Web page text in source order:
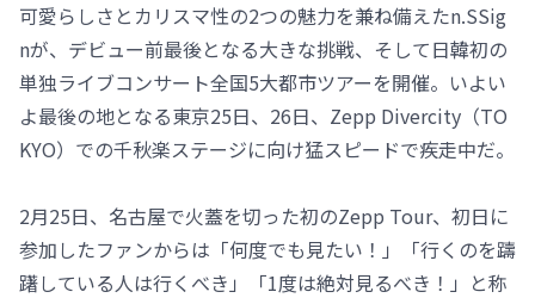
可愛らしさとカリスマ性の2つの魅力を兼ね備えたn.SSig
nが、デビュー前最後となる大きな挑戦、そして日韓初の
単独ライブコンサート全国5大都市ツアーを開催。いよい
よ最後の地となる東京25日、26日、Zepp Divercity（TO
KYO）での千秋楽ステージに向け猛スピードで疾走中だ。
2月25日、名古屋で火蓋を切った初のZepp Tour、初日に
参加したファンからは「何度でも見たい！」「行くのを躊
躇している人は行くべき」「1度は絶対見るべき！」と称